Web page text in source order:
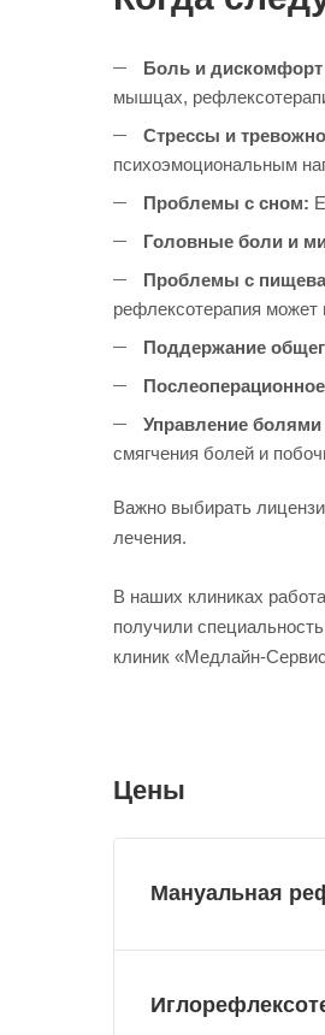
Боль и дискомфорт
мышцах,
Стрессы и
психоэмоциональным
Проблемы с сном:
Головные боли и
Проблемы с
рефлексотерапия
Поддержание
Управление болями
смягчения болей и
Важно выбирать
лечения.
В наших клиниках
получили
клиник «Медлайн-
Цены
Мануальная